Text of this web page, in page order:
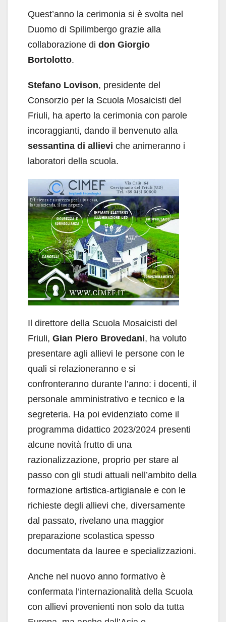
Quest’anno la cerimonia si è svolta nel
Duomo di Spilimbergo grazie alla
collaborazione di don Giorgio
Bortolotto.
Stefano Lovison, presidente del
Consorzio per la Scuola Mosaicisti del
Friuli, ha aperto la cerimonia con parole
incoraggianti, dando il benvenuto alla
sessantina di allievi che animeranno i
laboratori della scuola.
Il direttore della Scuola Mosaicisti del
Friuli, Gian Piero Brovedani, ha voluto
presentare agli allievi le persone con le
quali si relazioneranno e si
confronteranno durante l’anno: i docenti, il
personale amministrativo e tecnico e la
segreteria. Ha poi evidenziato come il
programma didattico 2023/2024 presenti
alcune novità frutto di una
razionalizzazione, proprio per stare al
passo con gli studi attuali nell’ambito della
formazione artistica-artigianale e con le
richieste degli allievi che, diversamente
dal passato, rivelano una maggior
preparazione scolastica spesso
documentata da lauree e specializzazioni.
Anche nel nuovo anno formativo è
confermata l’internazionalità della Scuola
con allievi provenienti non solo da tutta